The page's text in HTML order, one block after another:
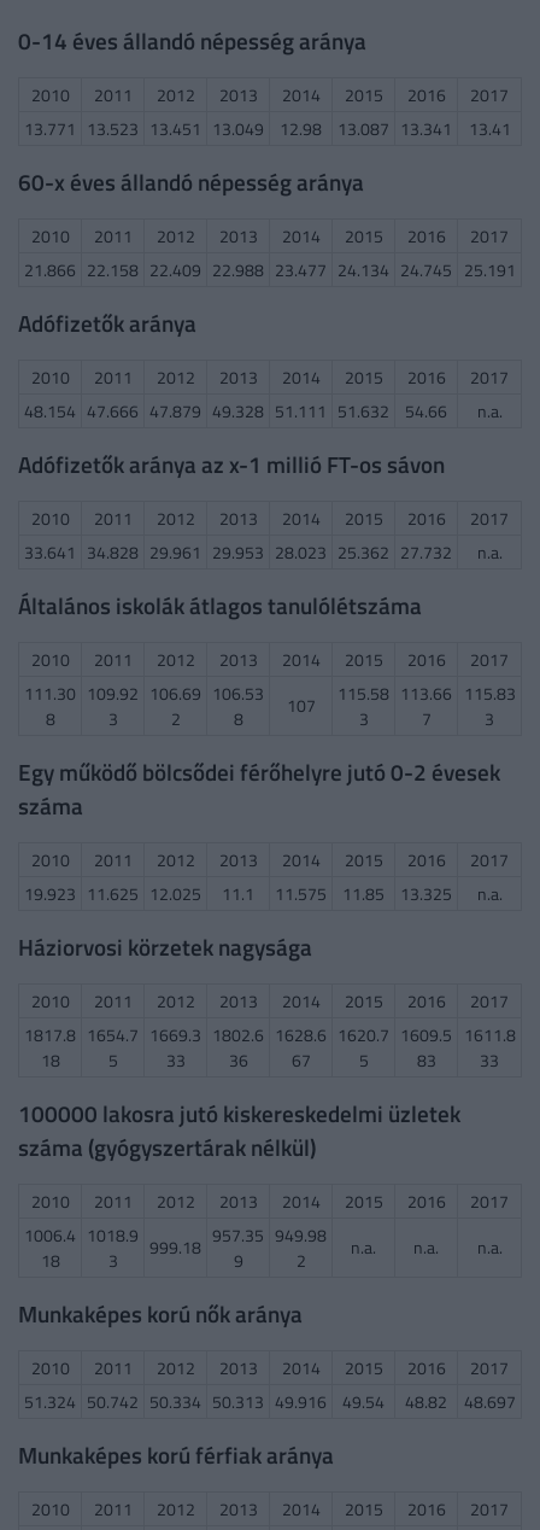
0-14 éves állandó népesség aránya
2010 2011 2012 2013 2014 2015 2016
2017
13.771
13.523 13.451 13.049 12.98 13.087 13.341 13.41
60-x éves állandó népesség aránya
2010 2011 2012 2013 2014 2015 2016
2017
21.866 22.158 22.409 22.988 23.477 24.134 24.745 25.191
Adófizetők aránya
2010 2011 2012 2013 2014 2015 2016
2017
48.154 47.666 47.879 49.328 51.111 51.632 54.66 n.a.
Adófizetők aránya az x-1 millió FT-os sávon
2010 2011 2012 2013 2014 2015 2016
2017
33.641 34.828 29.961 29.953 28.023 25.362 27.732 n.a.
Általános iskolák átlagos tanulólétszáma
2010 2011 2012 2013 2014 2015 2016
2017
111.30
8
109.92
3
106.69
2
106.53
8
107
115.58
3
113.66
7
115.83
3
Egy működő bölcsődei férőhelyre jutó 0-2 évesek
száma
2010 2011 2012 2013 2014 2015 2016
2017
19.923 11.625 12.025 11.1 11.575 11.85 13.325 n.a.
Háziorvosi körzetek nagysága
2010 2011 2012 2013 2014 2015 2016
2017
1817.8
18
1654.7
5
1669.3
33
1802.6
36
1628.6
67
1620.7
5
1609.5
83
1611.8
33
100000 lakosra jutó kiskereskedelmi üzletek
száma (gyógyszertárak nélkül)
2010 2011 2012 2013 2014 2015 2016
2017
1006.4
18
1018.9
3
999.18 957.35
9
949.98
2
n.a. n.a. n.a.
Munkaképes korú nők aránya
2010 2011 2012 2013 2014 2015 2016
2017
51.324 50.742 50.334 50.313 49.916 49.54 48.82 48.697
Munkaképes korú férfiak aránya
2010 2011 2012 2013 2014 2015 2016
2017